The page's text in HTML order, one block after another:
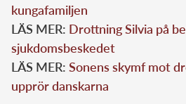
kungafamiljen
LÄS MER: Drottning Silvia på
sjukdomsbeskedet
LÄS MER: Sonens skymf mot
upprör danskarna